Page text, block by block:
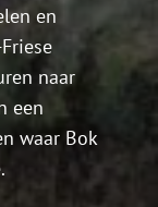
en
naar
een
waar Bok